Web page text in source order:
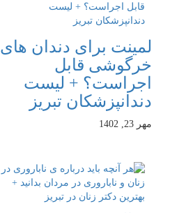
لمینت برای دندان های
خرگوشی قابل
اجراست؟ + لیست
دندانپزشکان تبریز
مهر 23, 1402